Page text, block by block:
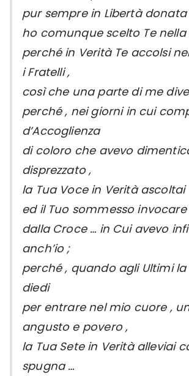
pur sempre in Libertà donata
ho comunque scelto Te
perché in Verità Te accolsi
i Fratelli ,
così che una parte di me
perché , nei giorni in cui
d’Accoglienza
di coloro che avevo
disprezzato ,
la Tua Voce in Verità ascoltai
ed il Tuo sommesso invocare
dalla Croce … in Cui avevo
anch’io ;
perché , quando agli Ultimi
diedi
per entrare nel mio cuore ,
angusto e povero ,
la Tua Sete in Verità alleviai
spugna …